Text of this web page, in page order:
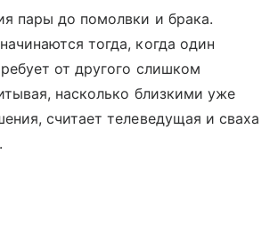
пары до помолвки и брака.
тогда, когда один
от другого слишком
насколько близкими уже
считает телеведущая и сваха
.